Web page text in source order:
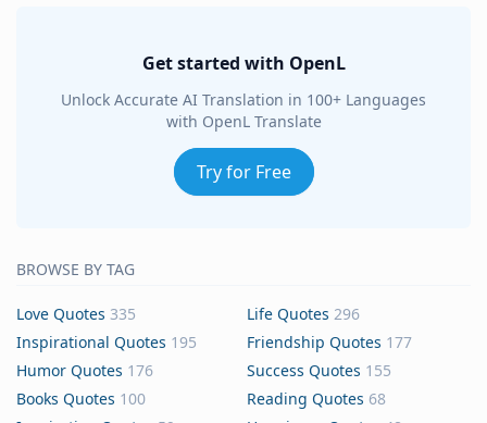
Get started with OpenL
Unlock Accurate AI Translation in 100+ Languages
with OpenL Translate
Try for Free
BROWSE BY TAG
Love Quotes 335 Life Quotes 296
Inspirational Quotes 195 Friendship Quotes 177
Humor Quotes 176 Success Quotes 155
Books Quotes 100 Reading Quotes 68